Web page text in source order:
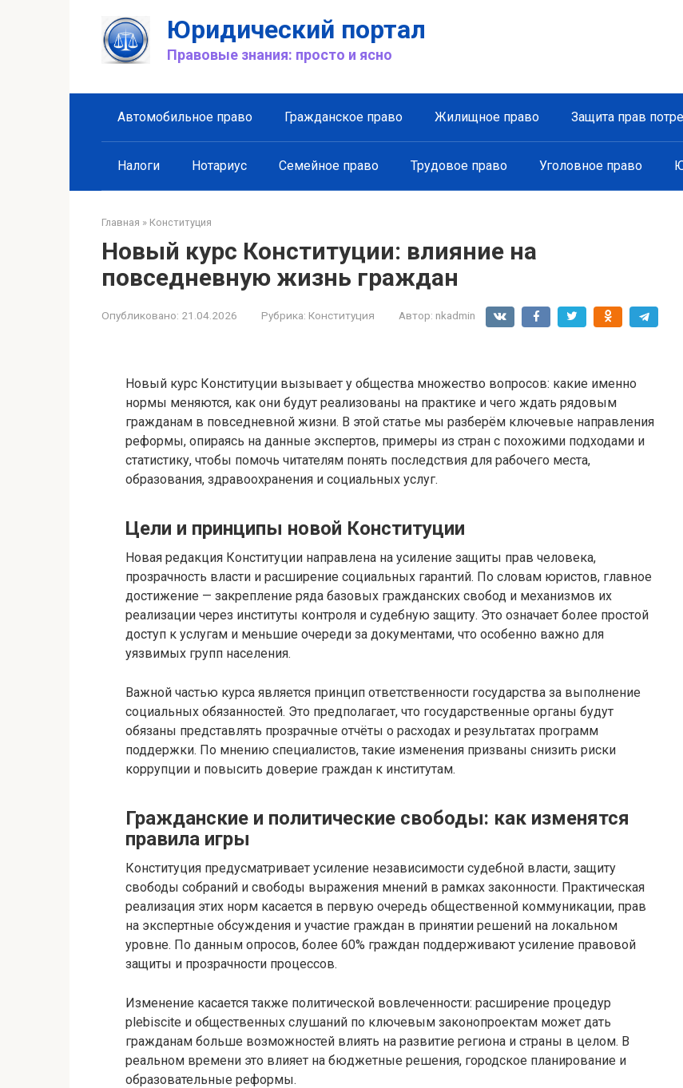
Юридический портал
Правовые знания: просто и ясно
Автомобильное право Гражданское право Жилищное право Защита прав
Налоги Нотариус Семейное право Трудовое право Уголовное право
Главная » Конституция
Новый курс Конституции: влияние на
повседневную жизнь граждан
Опубликовано: 21.04.2026 Рубрика: Конституция Автор: nkadmin
Новый курс Конституции вызывает у общества множество вопросов: какие именно
нормы меняются, как они будут реализованы на практике и чего ждать рядовым
гражданам в повседневной жизни. В этой статье мы разберём ключевые направления
реформы, опираясь на данные экспертов, примеры из стран с похожими подходами и
статистику, чтобы помочь читателям понять последствия для рабочего места,
образования, здравоохранения и социальных услуг.
Цели и принципы новой Конституции
Новая редакция Конституции направлена на усиление защиты прав человека,
прозрачность власти и расширение социальных гарантий. По словам юристов, главное
достижение — закрепление ряда базовых гражданских свобод и механизмов их
реализации через институты контроля и судебную защиту. Это означает более простой
доступ к услугам и меньшие очереди за документами, что особенно важно для
уязвимых групп населения.
Важной частью курса является принцип ответственности государства за выполнение
социальных обязанностей. Это предполагает, что государственные органы будут
обязаны представлять прозрачные отчёты о расходах и результатах программ
поддержки. По мнению специалистов, такие изменения призваны снизить риски
коррупции и повысить доверие граждан к институтам.
Гражданские и политические свободы: как изменятся
правила игры
Конституция предусматривает усиление независимости судебной власти, защиту
свободы собраний и свободы выражения мнений в рамках законности. Практическая
реализация этих норм касается в первую очередь общественной коммуникации, прав
на экспертные обсуждения и участие граждан в принятии решений на локальном
уровне. По данным опросов, более 60% граждан поддерживают усиление правовой
защиты и прозрачности процессов.
Изменение касается также политической вовлеченности: расширение процедур
plebiscite и общественных слушаний по ключевым законопроектам может дать
гражданам больше возможностей влиять на развитие региона и страны в целом. В
реальном времени это влияет на бюджетные решения, городское планирование и
образовательные реформы.